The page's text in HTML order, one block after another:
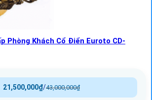
Phòng Khách Cổ Điển Euroto CD-
43,000,000₫
/
21,500,000₫